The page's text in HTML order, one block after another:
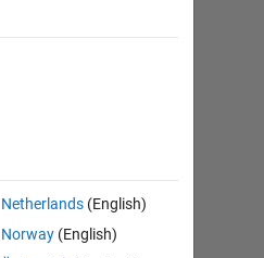
Netherlands (English)
Norway (English)